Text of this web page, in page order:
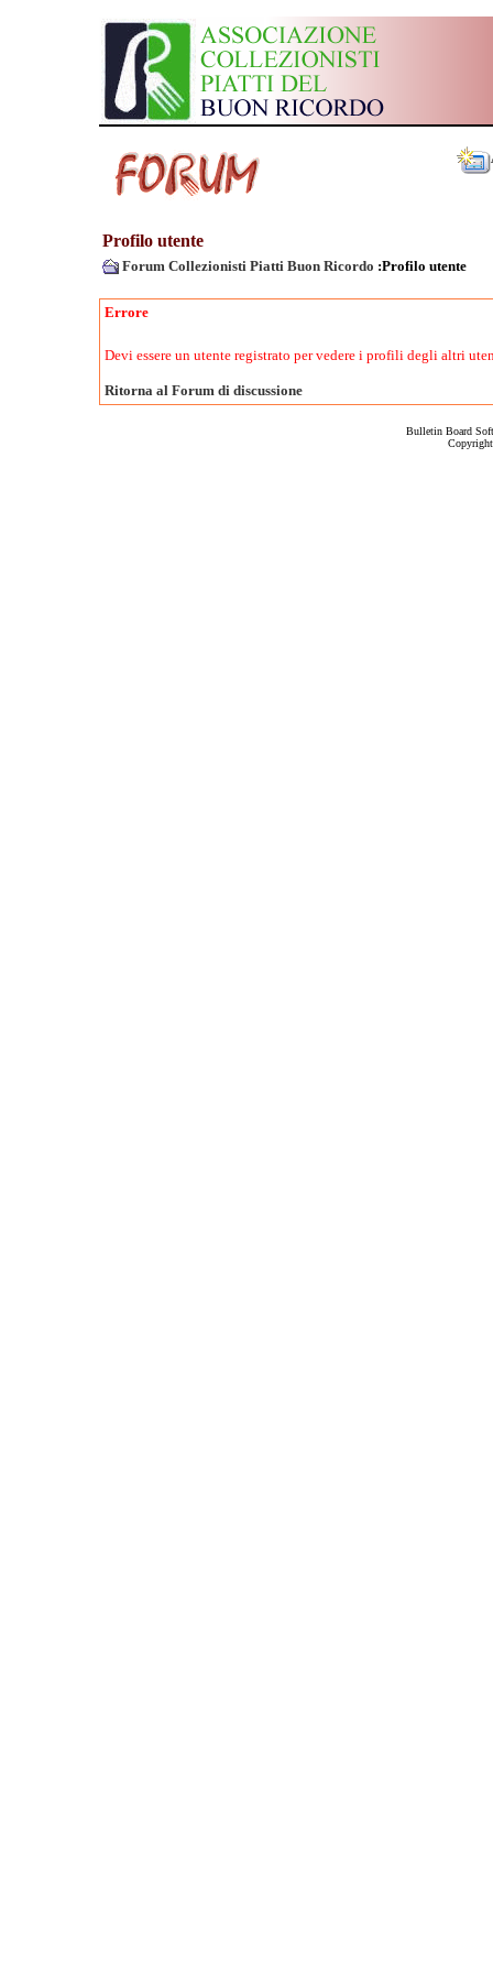
Profilo utente
Forum Collezionisti Piatti Buon Ricordo :Profilo utente
Errore
Devi essere un utente registrato per vedere i profili degli altri
Ritorna al Forum di discussione
Bulletin Board